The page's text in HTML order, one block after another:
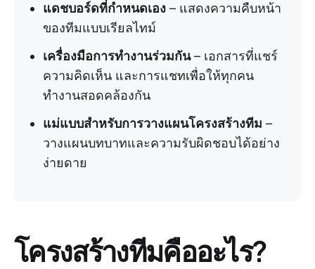
แดชบอร์ดที่กำหนดเอง – แสดงความคืบหน้า
ของทีมแบบเรียลไทม์
เครื่องมือการทำงานร่วมกัน– เอกสารที่แชร์
ความคิดเห็น และการแชทเพื่อให้ทุกคน
ทำงานสอดคล้องกัน
แม่แบบสำหรับการวางแผนโครงสร้างทีม –
วางแผนบทบาทและความรับผิดชอบได้อย่าง
ง่ายดาย
โครงสร้างทีมคืออะไร?